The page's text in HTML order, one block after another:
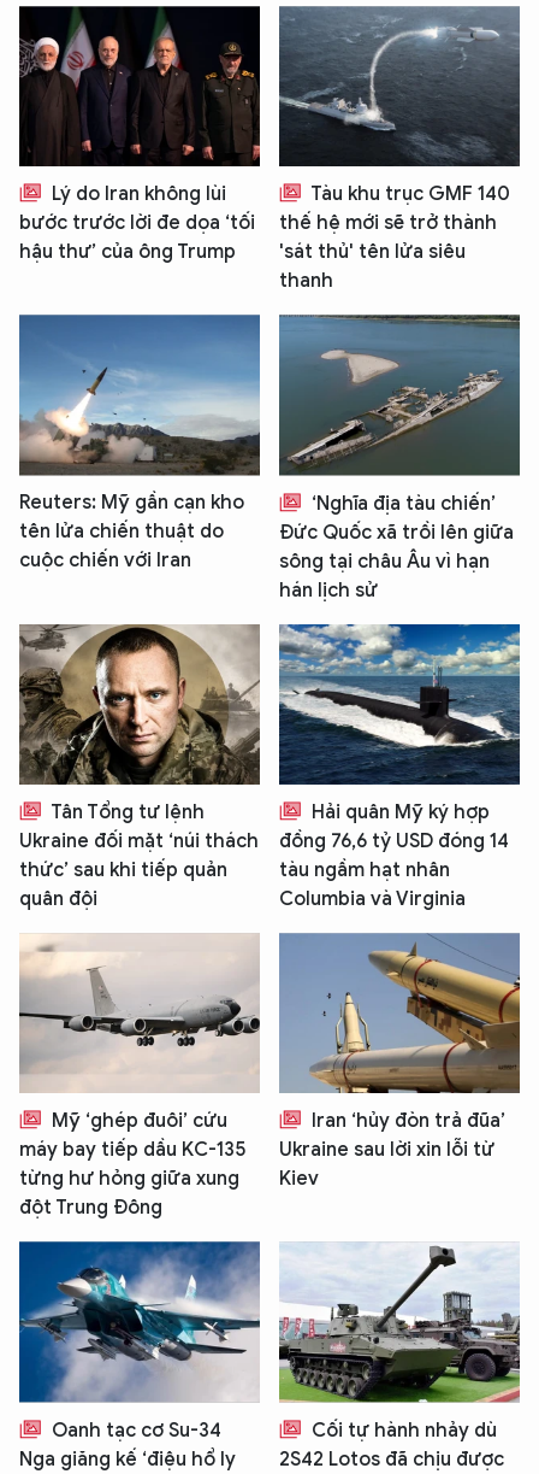
Lý do Iran không lùi
bước trước lời đe dọa ‘tối
hậu thư’ của ông Trump
Tàu khu trục GMF 140
thế hệ mới sẽ trở thành
'sát thủ' tên lửa siêu
thanh
Reuters: Mỹ gần cạn kho
tên lửa chiến thuật do
cuộc chiến với Iran
‘Nghĩa địa tàu chiến’
Đức Quốc xã trồi lên giữa
sông tại châu Âu vì hạn
hán lịch sử
Tân Tổng tư lệnh
Ukraine đối mặt ‘núi thách
thức’ sau khi tiếp quản
quân đội
Hải quân Mỹ ký hợp
đồng 76,6 tỷ USD đóng 14
tàu ngầm hạt nhân
Columbia và Virginia
Mỹ ‘ghép đuôi’ cứu
máy bay tiếp dầu KC-135
từng hư hỏng giữa xung
đột Trung Đông
Iran ‘hủy đòn trả đũa’
Ukraine sau lời xin lỗi từ
Kiev
Oanh tạc cơ Su-34
Nga giăng kế ‘điệu hổ ly
Cối tự hành nhảy dù
2S42 Lotos đã chịu được